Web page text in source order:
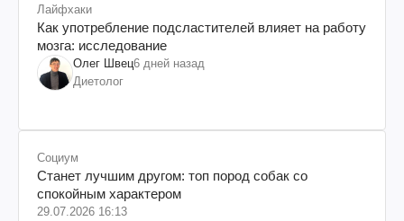
Лайфхаки
Как употребление подсластителей влияет на работу
мозга: исследование
Олег Швец6 дней назад
Диетолог
Социум
Станет лучшим другом: топ пород собак со
спокойным характером
29.07.2026 16:13